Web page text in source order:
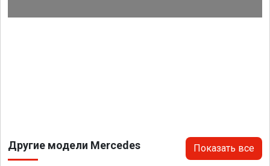
Другие модели Mercedes Показать все